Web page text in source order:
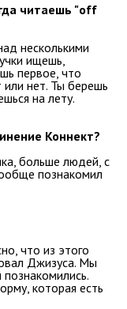
читаешь "off
несколькими
ищешь,
первое, что
нет. Ты берешь
на лету.
Коннект?
больше людей, с
познакомил
что из этого
Джизуса. Мы
которая есть